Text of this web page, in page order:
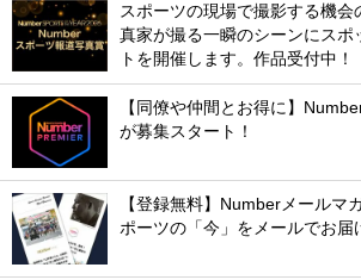
スポーツの現場で撮影する機会
真家が撮る一瞬のシーンにスポ
トを開催します。作品受付中！
【同僚や仲間とお得に】
が募集スタート！
【登録無料】Numberメールマ
ポーツの「今」をメールでお届